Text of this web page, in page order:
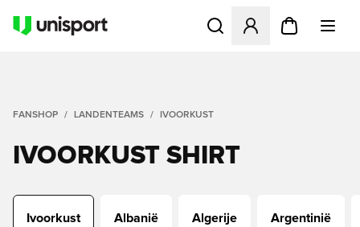
Opent een venster om in
FANSHOP LANDENTEAMS IVOORKUST
IVOORKUST SHIRT
Ivoorkust Albanië Algerije Argentinië